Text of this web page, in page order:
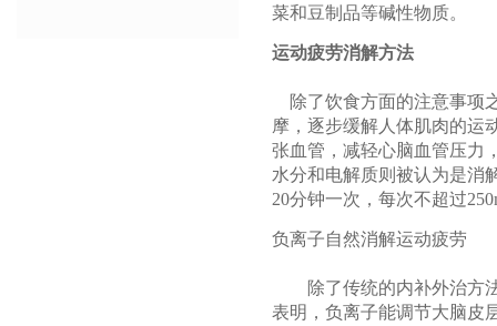
菜和豆制品等碱性物质。
运动疲劳消解方法
除了饮食方面的注意事项
摩，逐步缓解人体肌肉的运
张血管，减轻心脑血管压力
水分和电解质则被认为是消
20分钟一次，每次不超过
负离子自然消解运动疲劳
除了传统的内补外治方
表明，负离子能调节大脑皮